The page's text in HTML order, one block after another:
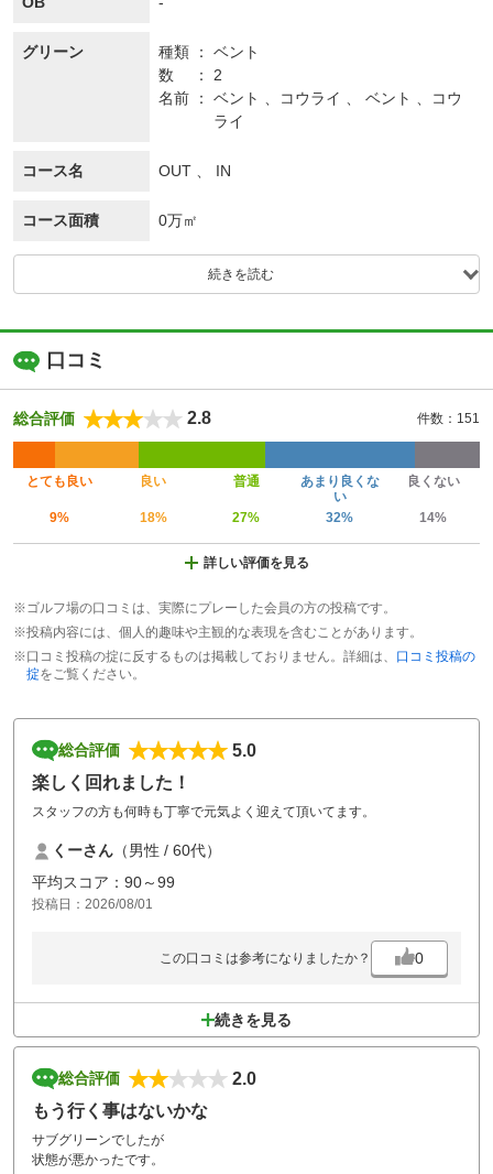
グリーン 種類
ベント
数
2
名前
ベント 、コウライ 、 ベント 、コウ
ライ
コース名 OUT 、 IN
コース面積 0万㎡
続きを読む
口コミ
総合評価 2.8 件数：151
とても良い 良い 普通
あまり良くな
い
良くない
9% 18% 27% 32% 14%
詳しい評価を見る
※ゴルフ場の口コミは、実際にプレーした会員の方の投稿です。
※投稿内容には、個人的趣味や主観的な表現を含むことがあります。
※口コミ投稿の掟に反するものは掲載しておりません。詳細は、 口コミ投稿の
掟をご覧ください。
総合評価
5.0
楽しく回れました！
スタッフの方も何時も丁寧で元気よく迎えて頂いてます。
くーさん （男性 / 60代）
平均スコア：90～99
投稿日：2026/08/01
この口コミは参考になりましたか？ 0
続きを見る
総合評価
2.0
もう行く事はないかな
サブグリーンでしたが
状態が悪かったです。